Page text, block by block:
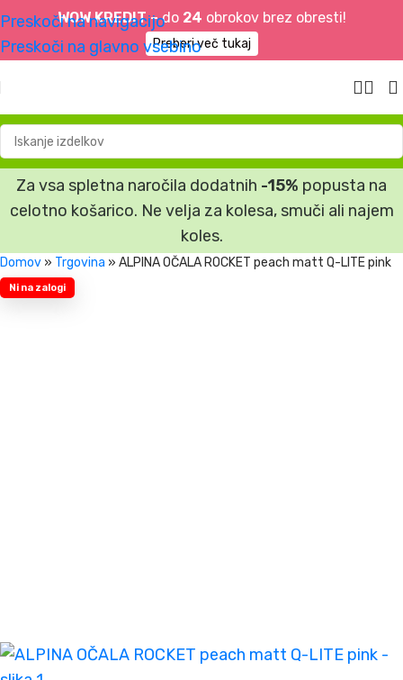
WOW KREDIT –do 24 obrokov brez obresti!
Preberi več tukaj
Preskoči na navigacijo
Preskoči na glavno vsebino
Za vsa spletna naročila dodatnih -15% popusta na
celotno košarico. Ne velja za kolesa, smuči ali najem
koles.
Domov » Trgovina » ALPINA OČALA ROCKET peach matt Q-LITE pink
Ni na zalogi